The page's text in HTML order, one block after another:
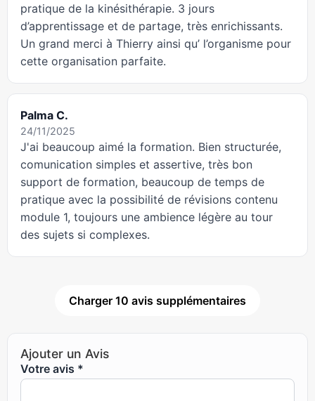
pratique de la kinésithérapie. 3 jours
d’apprentissage et de partage, très enrichissants.
Un grand merci à Thierry ainsi qu’ l’organisme pour
cette organisation parfaite.
Palma C.
24/11/2025
J'ai beaucoup aimé la formation. Bien structurée,
comunication simples et assertive, très bon
support de formation, beaucoup de temps de
pratique avec la possibilité de révisions contenu
module 1, toujours une ambience légère au tour
des sujets si complexes.
Charger 10 avis supplémentaires
Ajouter un Avis
Votre avis *